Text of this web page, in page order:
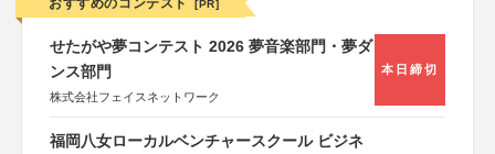
おすすめのコンテスト [PR]
せたがや夢コンテスト 2026 夢音楽部門・夢ダ
ンス部門
株式会社フェイスネットワーク
本日締切
福岡八女ローカルベンチャースクール ビジネ